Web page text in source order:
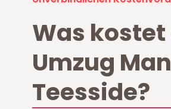
Was kostet
Umzug
Teesside?